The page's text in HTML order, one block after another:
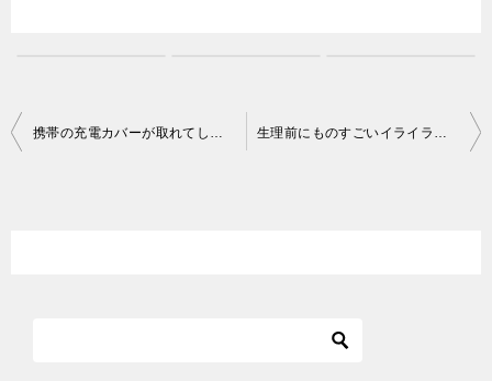
投
携帯の充電カバーが取れてしまった場合の対処方法 生理前にものすごいイライラしてしまう・薬や漢方以外の方法